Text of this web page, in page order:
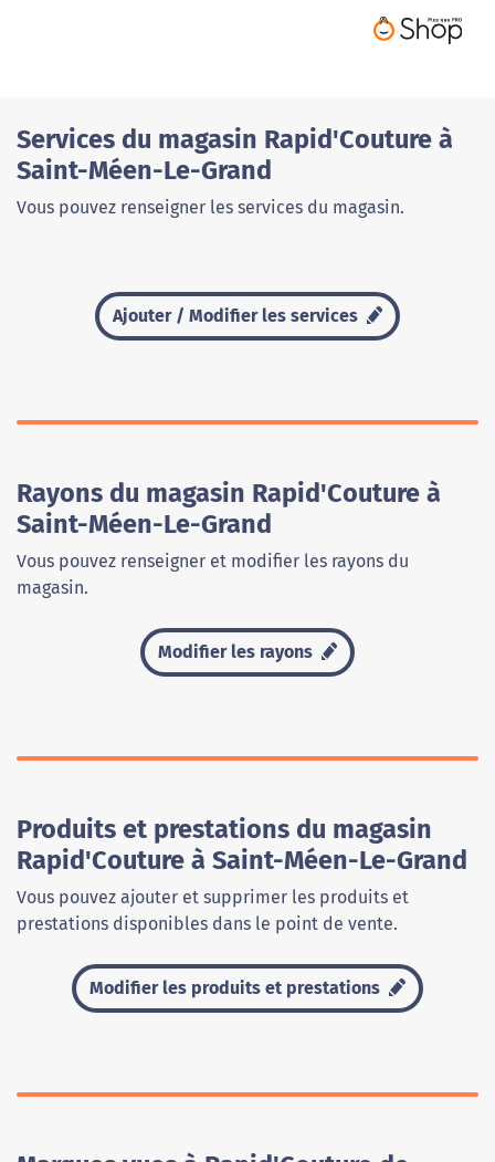
Services du magasin Rapid'Couture à
Saint-Méen-Le-Grand
Vous pouvez renseigner les services du magasin.
Ajouter / Modifier les services
Rayons du magasin Rapid'Couture à
Saint-Méen-Le-Grand
Vous pouvez renseigner et modifier les rayons du
magasin.
Modifier les rayons
Produits et prestations du magasin
Rapid'Couture à Saint-Méen-Le-Grand
Vous pouvez ajouter et supprimer les produits et
prestations disponibles dans le point de vente.
Modifier les produits et prestations